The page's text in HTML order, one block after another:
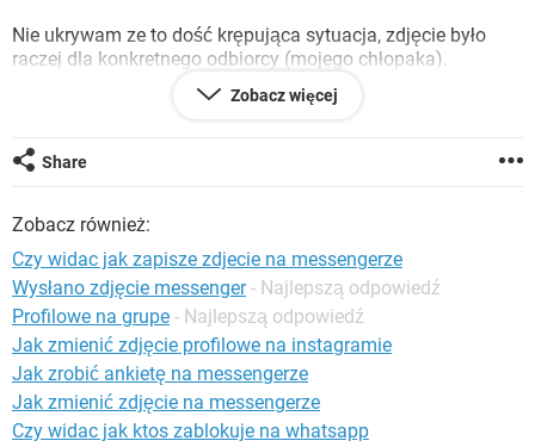
Nie ukrywam ze to dość krępująca sytuacja, zdjęcie było
raczej dla konkretnego odbiorcy (mojego chłopaka).
Dla testu wysłałam 10-15 randomowych zdjęć z telefonu na
moje anonimowe konto naFacebooku, wszystko wysłane
Wirus? Błąd programu? Nie mam pojęcia.
Ktoś ma jakiś pomysł?
Zobacz więcej
Share
Zobacz również:
Czy widac jak zapisze zdjecie na messengerze
Wysłano zdjęcie messenger - Najlepszą odpowiedź
Profilowe na grupe - Najlepszą odpowiedź
Jak zmienić zdjęcie profilowe na instagramie
Jak zrobić ankietę na messengerze
Jak zmienić zdjęcie na messengerze
Czy widac jak ktos zablokuje na whatsapp